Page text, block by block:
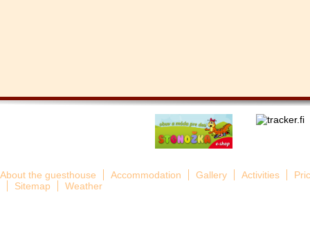
About the guesthouse Accommodation Gallery Activities
Sitemap
Weather